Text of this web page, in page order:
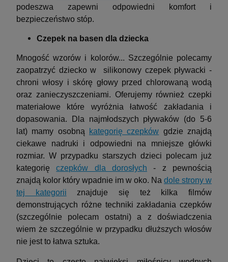
podeszwa zapewni odpowiedni komfort i
bezpieczeństwo stóp.
Czepek na basen dla dziecka
Mnogość wzorów i kolorów... Szczególnie polecamy
zaopatrzyć dziecko w silikonowy czepek pływacki -
chroni włosy i skórę głowy przed chlorowaną wodą
oraz zanieczyszczeniami. Oferujemy również czepki
materiałowe które wyróżnia łatwość zakładania i
dopasowania. Dla najmłodszych pływaków (do 5-6
lat) mamy osobną
kategorię czepków gdzie znajdą
ciekawe nadruki i odpowiedni na mniejsze główki
rozmiar. W przypadku starszych dzieci polecam już
kategorięczepków dla dorosłych - z pewnością
znajdą kolor który wpadnie im w oko. Na dole strony w
tej kategorii znajduje się też kilka filmów
demonstrujących różne techniki zakładania czepków
(szczególnie polecam ostatni) a z doświadczenia
wiem że szczególnie w przypadku dłuższych włosów
nie jest to łatwa sztuka.